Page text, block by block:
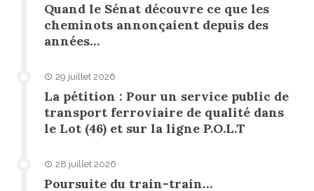
Quand le Sénat découvre ce que les
cheminots annonçaient depuis des
années…
29 juillet 2026
La pétition : Pour un service public de
transport ferroviaire de qualité dans
le Lot (46) et sur la ligne P.O.L.T
28 juillet 2026
Poursuite du train-train…